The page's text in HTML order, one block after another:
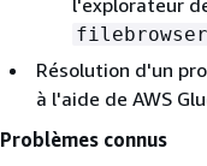
l'explorateur
Résolution d'un
à l'aide de AWS
Problèmes connus